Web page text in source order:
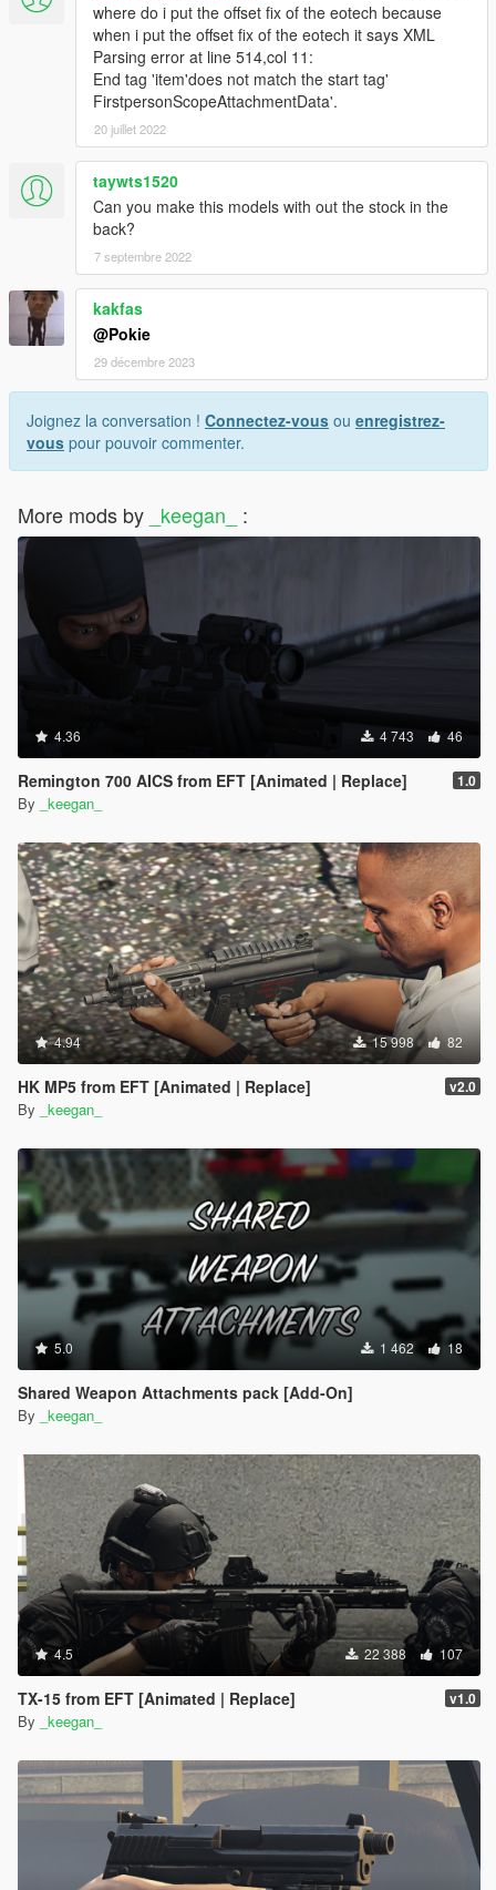
where do i put the offset fix of the eotech because
when i put the offset fix of the eotech it says XML
Parsing error at line 514,col 11:
End tag 'item'does not match the start tag'
FirstpersonScopeAttachmentData'.
20 juillet 2022
taywts1520
Can you make this models with out the stock in the
back?
7 septembre 2022
kakfas
@Pokie
29 décembre 2023
Joignez la conversation ! Connectez-vous ou enregistrez-
vous pour pouvoir commenter.
More mods by _keegan_ :
4.36 4 743 46
Remington 700 AICS from EFT [Animated | Replace] 1.0
By _keegan_
4.94 15 998 82
HK MP5 from EFT [Animated | Replace] v2.0
By _keegan_
5.0 1 462 18
Shared Weapon Attachments pack [Add-On]
By _keegan_
4.5 22 388 107
TX-15 from EFT [Animated | Replace] v1.0
By _keegan_